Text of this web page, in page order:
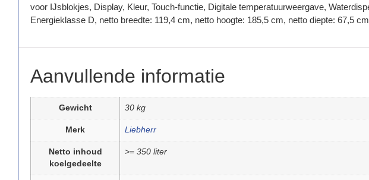
voor IJsblokjes, Display, Kleur, Touch-functie, Digitale temperatuurweergave,
Energieklasse D, netto breedte: 119,4 cm, netto hoogte: 185,5 cm, netto diepte: 67,5 cm
Aanvullende informatie
Gewicht 30 kg
Merk Liebherr
Netto inhoud
koelgedeelte
>= 350 liter